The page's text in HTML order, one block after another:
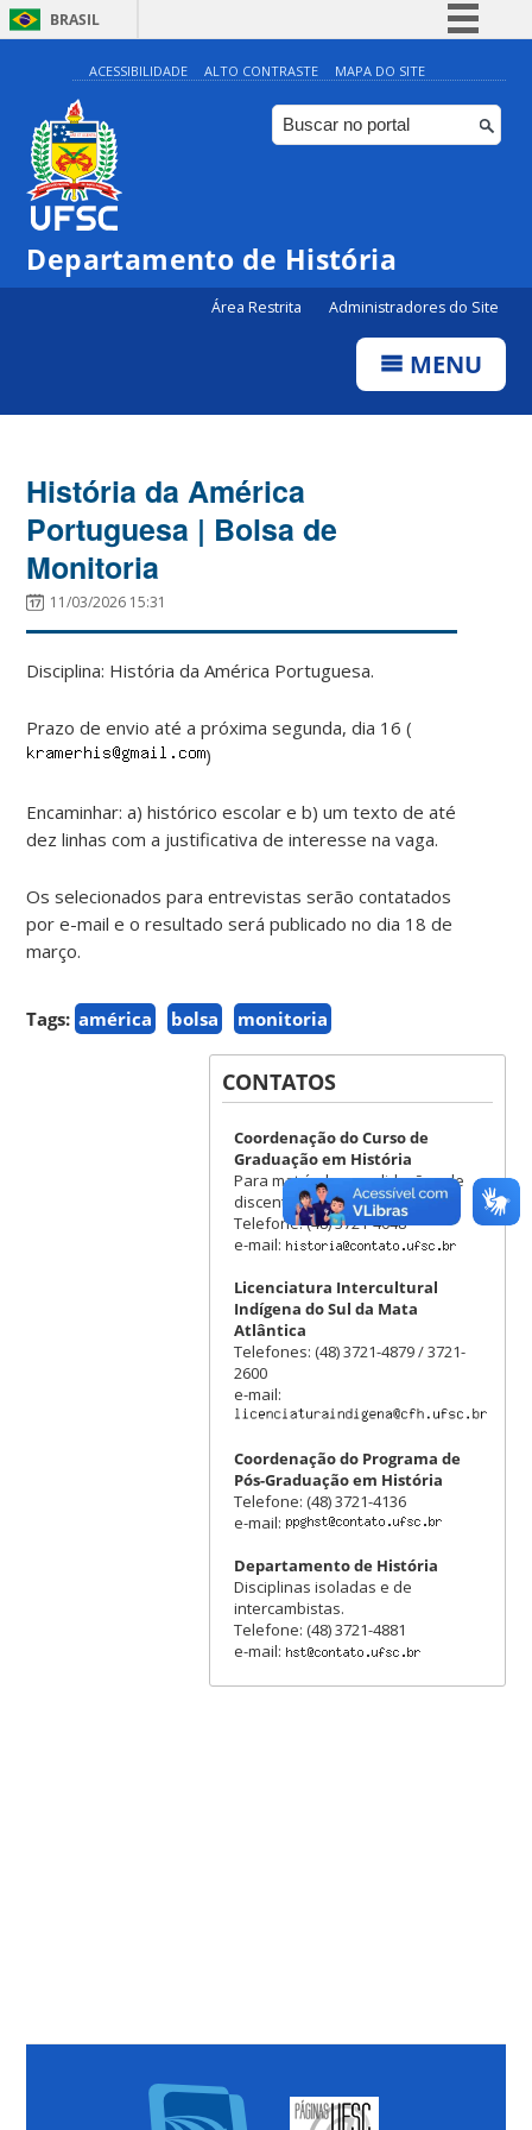
BRASIL
Simplifique!
Comunica BR
Participe
Canais
ACESSIBILIDADE ALTO CONTRASTE MAPA DO SITE
Departamento de História
Área Restrita Administradores do Site
MENU
História da América
Portuguesa | Bolsa de
Monitoria
11/03/2026 15:31
Disciplina: História da América Portuguesa.
Prazo de envio até a próxima segunda, dia 16 (
)
Encaminhar: a) histórico escolar e b) um texto de até
dez linhas com a justificativa de interesse na vaga.
Os selecionados para entrevistas serão contatados
por e-mail e o resultado será publicado no dia 18 de
março.
Tags: américa bolsa monitoria
CONTATOS
Coordenação do Curso de
Graduação em História
Para matrículas e validações de
discentes do curso de História.
Telefone: (48) 3721-4048
e-mail:
Licenciatura Intercultural
Indígena do Sul da Mata
Atlântica
Telefones: (48) 3721-4879 / 3721-
2600
e-mail:
Coordenação do Programa de
Pós-Graduação em História
Telefone: (48) 3721-4136
e-mail:
Departamento de História
Disciplinas isoladas e de
intercambistas.
Telefone: (48) 3721-4881
e-mail: